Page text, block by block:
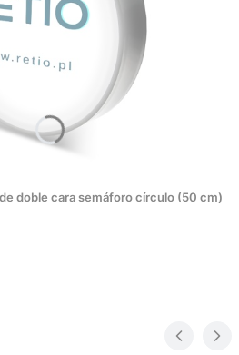
doble cara semáforo círculo (50 cm)